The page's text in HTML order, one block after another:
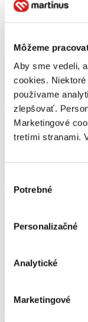
Môžeme
Aby sme vedeli,
cookies.
používame
zlepšovať.
Marketingové
tretími stranami.
súhlasu
Potrebné
Personalizačné
Analytické
Marketingové
alebo dočkajú
celý článok
Najpredávanejšie
Katka Kubalová
28. decembra 2020
Rok sa s rokom
rebríček kníh, e-
knihomoľov, v
nečakali. Nech sa